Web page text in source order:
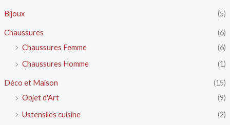
Bijoux (5)
Chaussures
(6)
Chaussures Femme
(6)
Chaussures Homme
(1)
Déco et Maison
(15)
Objet d'Art
(9)
Ustensiles cuisine
(2)